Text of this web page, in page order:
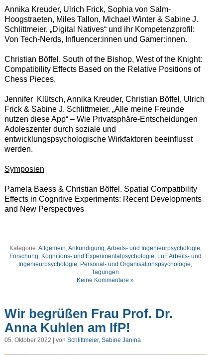
Annika Kreuder, Ulrich Frick, Sophia von Salm-
Hoogstraeten, Miles Tallon, Michael Winter & Sabine J.
Schlittmeier. „Digital Natives“ und ihr Kompetenzprofil:
Von Tech-Nerds, Influencer:innen und Gamer:innen.
Christian Böffel. South of the Bishop, West of the Knight:
Compatibility Effects Based on the Relative Positions of
Chess Pieces.
Jennifer Klütsch, Annika Kreuder, Christian Böffel, Ulrich
Frick & Sabine J. Schlittmeier. „Alle meine Freunde
nutzen diese App“ – Wie Privatsphäre-Entscheidungen
Adoleszenter durch soziale und
entwicklungspsychologische Wirkfaktoren beeinflusst
werden.
Symposien
Pamela Baess & Christian Böffel. Spatial Compatibility
Effects in Cognitive Experiments: Recent Developments
and New Perspectives
Kategorie:Allgemein,Ankündigung,Arbeits- und Ingenieurpsychologie,
Forschung, Kognitions- und Experimentalpsychologie, LuF Arbeits- und
Ingenieurpsychologie, Personal- und Organisationspsychologie,
Tagungen
Keine Kommentare »
Wir begrüßen Frau Prof. Dr.
Anna Kuhlen am IfP!
05. Oktober 2022 | von Schlittmeier, Sabine Janina